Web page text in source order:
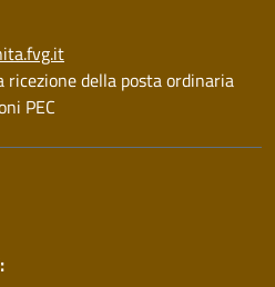
ricezione della posta ordinaria
PEC